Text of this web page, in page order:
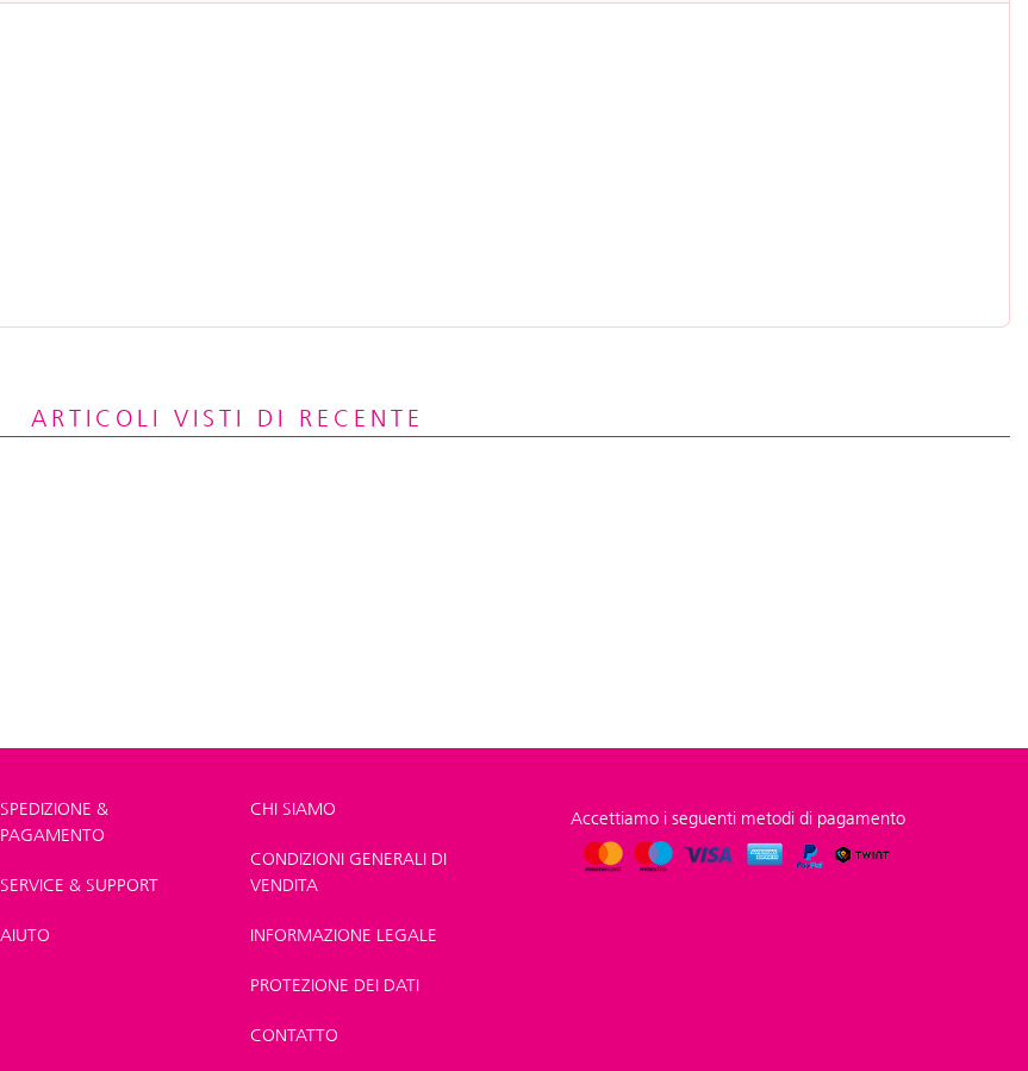
ARTICOLI VISTI DI RECENTE
SPEDIZIONE &
PAGAMENTO
SERVICE & SUPPORT
AIUTO
CHI SIAMO
CONDIZIONI GENERALI DI
VENDITA
INFORMAZIONE LEGALE
PROTEZIONE DEI DATI
CONTATTO
Accettiamo i seguenti metodi di pagamento